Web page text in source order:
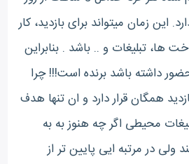
این زمان میتواند برای بازدید، کار
ها، تبلیغات و .. باشد . بنابراین
داشته باشد برنده است!!! چرا
همگان قرار دارد و ان تنها هدف
محیطی اگر چه هنوز به به
در مرتبه ایی پایین تر از